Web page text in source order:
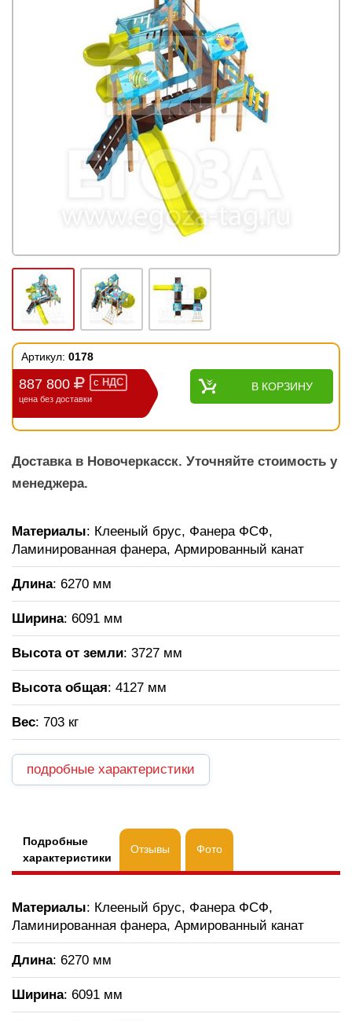
Артикул: 0178
887 800 с НДС
цена без доставки
В КОРЗИНУ
Доставка в Новочеркасск. Уточняйте стоимость у
менеджера.
Материалы: Клееный брус, Фанера ФСФ,
Ламинированная фанера, Армированный канат
Длина: 6270 мм
Ширина: 6091 мм
Высота от земли: 3727 мм
Высота общая: 4127 мм
Вес: 703 кг
подробные характеристики
Подробные
характеристики
Отзывы Фото
Материалы: Клееный брус, Фанера ФСФ,
Ламинированная фанера, Армированный канат
Длина: 6270 мм
Ширина: 6091 мм